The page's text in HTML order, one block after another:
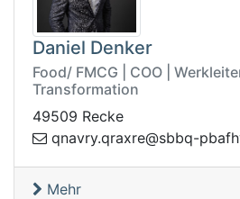
Daniel Denker
Food/ FMCG | COO |
Transformation
49509 Recke
teb.tavgyhfabp-
Mehr